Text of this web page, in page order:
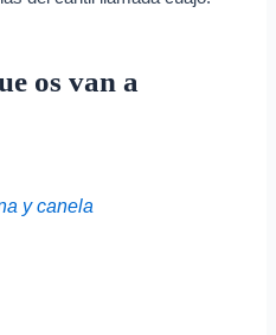
os van a
y canela